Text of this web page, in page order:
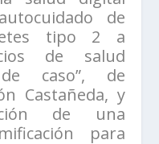
de
tipo 2 a
de salud
caso”, de
Castañeda, y
de una
para